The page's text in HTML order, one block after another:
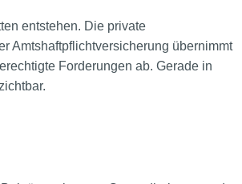
entstehen. Die private
Amtshaftpflichtversicherung übernimmt
Forderungen ab. Gerade in